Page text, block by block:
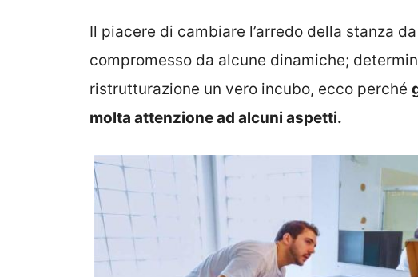
Il piacere di cambiare l’arredo della stanza
compromesso da alcune dinamiche;
ristrutturazione un vero incubo, ecco perché
molta attenzione ad alcuni aspetti.